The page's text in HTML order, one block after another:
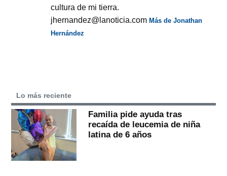
cultura de mi tierra.
jhernandez@lanoticia.comMás de Jonathan
Hernández
Lo más reciente
Familia pide ayuda tras
recaída de leucemia de niña
latina de 6 años